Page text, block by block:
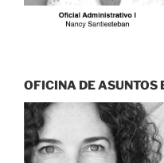
OFICINA DE ASUNTOS